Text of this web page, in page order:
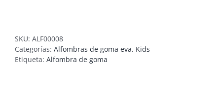
SKU: ALF00008
Categorías: Alfombras de goma eva, Kids
Etiqueta: Alfombra de goma